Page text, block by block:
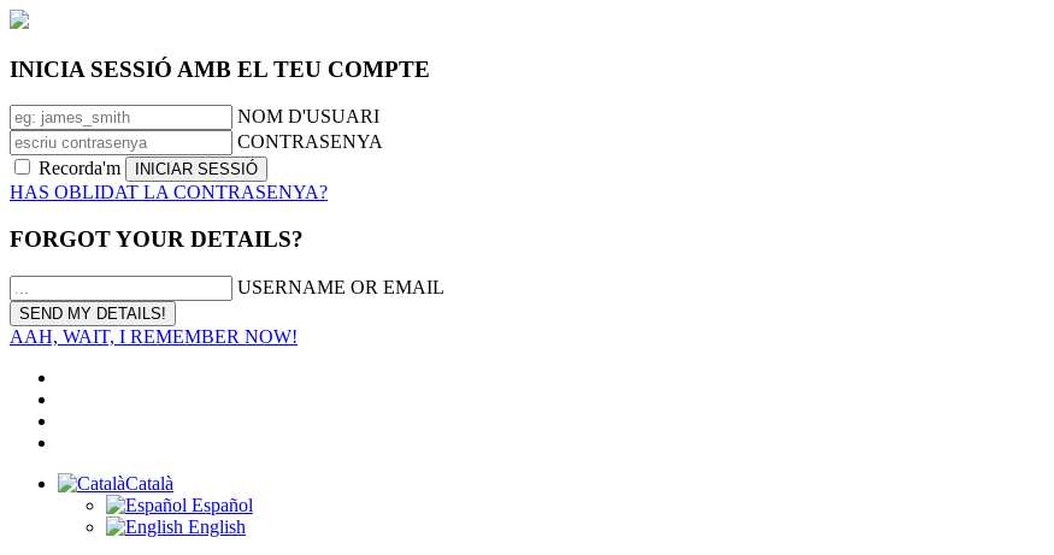
INICIA SESSIÓ AMB EL TEU COMPTE
NOM D'USUARI
CONTRASENYA
Recorda'm
HAS OBLIDAT LA CONTRASENYA?
FORGOT YOUR DETAILS?
USERNAME OR EMAIL
AAH, WAIT, I REMEMBER NOW!
Català
Español
English